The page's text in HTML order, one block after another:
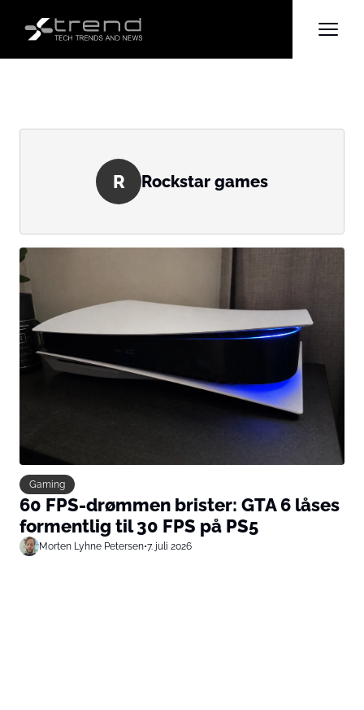
R Rockstar games
Gaming
60 FPS-drømmen brister: GTA 6 låses
formentlig til 30 FPS på PS5
Morten Lyhne Petersen•7. juli 2026